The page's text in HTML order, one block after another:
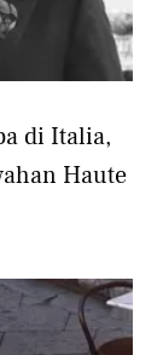
di Italia,
Haute